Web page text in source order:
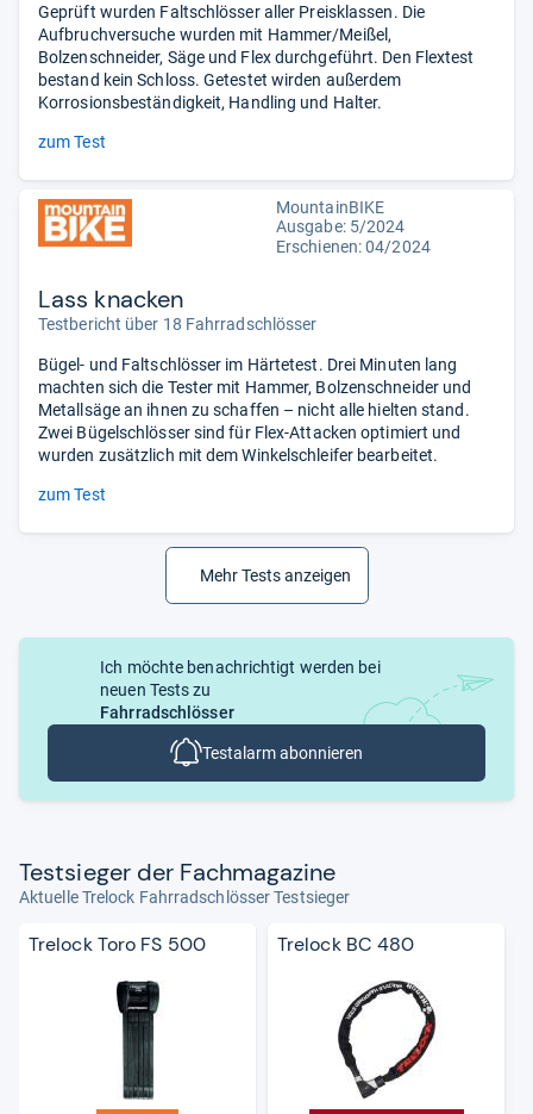
Geprüft wurden Faltschlösser aller Preisklassen. Die
Aufbruchversuche wurden mit Hammer/Meißel,
Bolzenschneider, Säge und Flex durchgeführt. Den Flextest
bestand kein Schloss. Getestet wirden außerdem
Korrosionsbeständigkeit, Handling und Halter.
zum Test
MountainBIKE
Ausgabe: 5/2024
Erschienen: 04/2024
Lass knacken
Testbericht über 18 Fahrradschlösser
Bügel- und Faltschlösser im Härtetest. Drei Minuten lang
machten sich die Tester mit Hammer, Bolzenschneider und
Metallsäge an ihnen zu schaffen – nicht alle hielten stand.
Zwei Bügelschlösser sind für Flex-Attacken optimiert und
wurden zusätzlich mit dem Winkelschleifer bearbeitet.
zum Test
Mehr Tests anzeigen
Ich möchte benachrichtigt werden bei
neuen Tests zu
Fahrradschlösser
Testalarm abonnieren
Test­sie­ger der Fach­ma­ga­zine
Aktuelle Trelock Fahrradschlösser Testsieger
Trelock Toro FS 500 Trelock BC 480